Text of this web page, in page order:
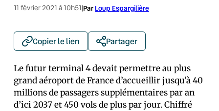
11 février 2021 à 10h51|Par Loup Espargilière
Copier le lien Partager
Le futur terminal 4 devait permettre au plus
grand aéroport de France d’accueillir jusqu’à 40
millions de passagers supplémentaires par an
d’ici 2037 et 450 vols de plus par jour. Chiffré